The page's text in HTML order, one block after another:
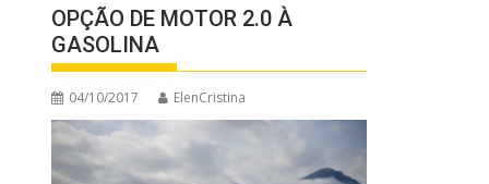
OPÇÃO DE MOTOR 2.0 À
GASOLINA
04/10/2017 ElenCristina